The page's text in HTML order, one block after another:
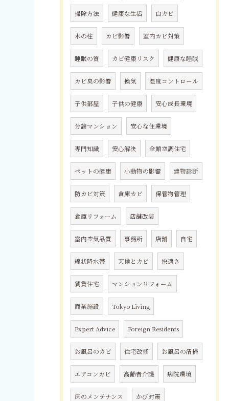
掃除方法 健康な生活 白カビ
木の柱 カビ影響 室内カビ対策
睡眠の質 カビ健康リスク 健康な睡眠
カビ臭の影響 換気 湿度コントロール
子供部屋 子供の健康 安心成長環境
分譲マンション 安心な住環境
専門知識 安心解決 全館空調住宅
ペットの健康 小動物の影響 建物診断
防カビ対策 倉庫カビ 保管物管理
倉庫リフォーム 店舗改装
室内空気品質 事務所 店舗 自宅
線状降水帯 天候とカビ 快適さ
賃貸住宅 マンションリフォーム
商業施設 Tokyo Living
Expert Advice Foreign Residents
お風呂のカビ 住宅改修 お風呂の清掃
エアコンカビ 高齢者介護 病院環境
床のメンテナンス かび対策